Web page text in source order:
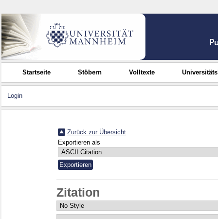
Startseite Stöbern Volltexte
Login
Zurück zur Übersicht
Exportieren als
Zitation